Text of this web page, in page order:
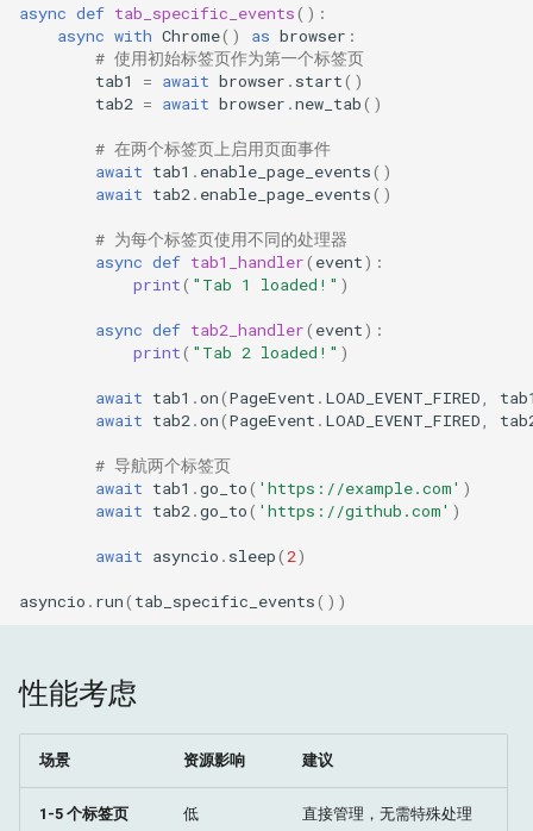
async def tab_specific_events():
async with Chrome() as browser :
# 使用初始标签页作为第一个标签页
tab1
= await browser . start()
tab2 = await browser .new_tab()
# 在两个标签页上启用页面事件
await tab1 . enable_page_events()
await tab2. enable_page_events()
# 为每个标签页使用不同的处理器
async def tab1_handler( event):
print( "Tab 1 loaded!" )
async def tab2_handler( event):
print( "Tab 2 loaded!" )
await tab1 .on(PageEvent . LOAD_EVENT_FIRED,
await tab2.on(PageEvent . LOAD_EVENT_FIRED,
# 导航两个标签页
await tab1 .go_to( 'https://example.com' )
await tab2.go_to( 'https://github.com' )
await asyncio . sleep(2)
asyncio . run( tab_specific_events())
性能考虑
场景 资源影响 建议
1-5 个标签页 低 直接管理，无需特殊处理